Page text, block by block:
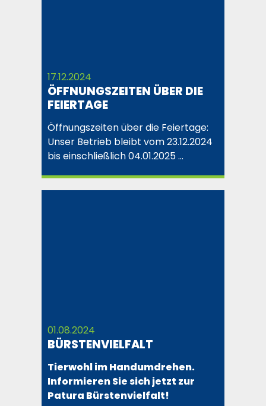
17.12.2024
ÖFFNUNGSZEITEN ÜBER DIE
FEIERTAGE
Öffnungszeiten über die Feiertage:
Unser Betrieb bleibt vom 23.12.2024
bis einschließlich 04.01.2025 …
01.08.2024
BÜRSTENVIELFALT
Tierwohl im Handumdrehen.
Informieren Sie sich jetzt zur
Patura Bürstenvielfalt!